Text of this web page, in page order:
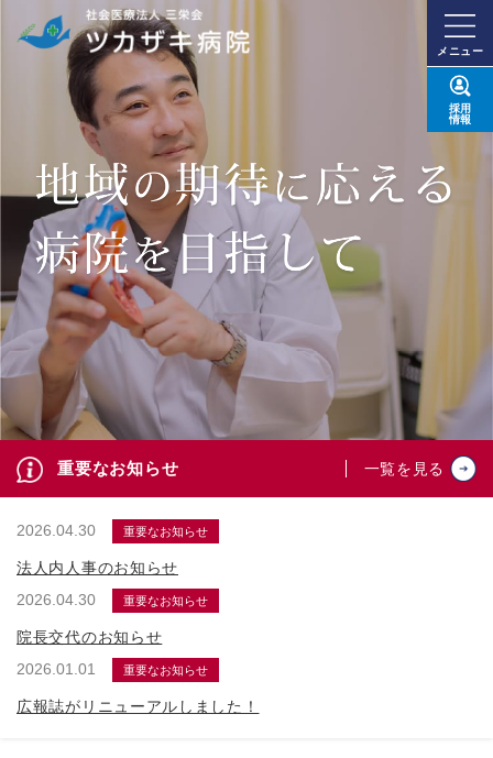
メニュー
採用
情報
重要なお知らせ 一覧を見る
2026.04.30 重要なお知らせ
法人内人事のお知らせ
2026.04.30
重要なお知らせ
院長交代のお知らせ
2026.01.01
重要なお知らせ
広報誌がリニューアルしました！